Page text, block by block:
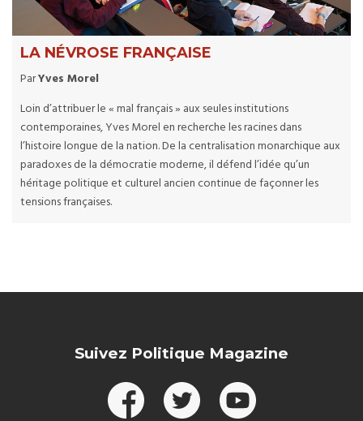
LA NÉVROSE FRANÇAISE
ParYves Morel
Loin d’attribuer le « mal français » aux seules institutions
contemporaines, Yves Morel en recherche les racines dans
l’histoire longue de la nation. De la centralisation monarchique aux
paradoxes de la démocratie moderne, il défend l’idée qu’un
héritage politique et culturel ancien continue de façonner les
tensions françaises.
Suivez Politique Magazine